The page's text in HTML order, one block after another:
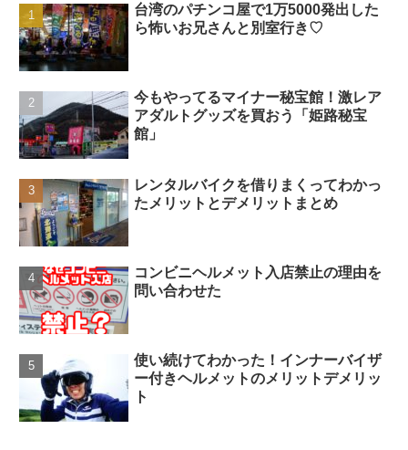
台湾のパチンコ屋で1万5000発出した
ら怖いお兄さんと別室行き♡
今もやってるマイナー秘宝館！激レア
アダルトグッズを買おう「姫路秘宝
館」
レンタルバイクを借りまくってわかっ
たメリットとデメリットまとめ
コンビニヘルメット入店禁止の理由を
問い合わせた
使い続けてわかった！インナーバイザ
ー付きヘルメットのメリットデメリッ
ト